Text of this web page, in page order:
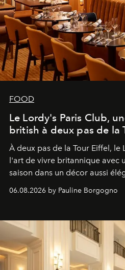
FOOD
Le Lordy's Paris Club,
british à deux pas de la
À deux pas de la Tour Eiffel, le
l'art de vivre britannique avec
saison dans un décor aussi
06.08.2026 by Pauline Borgogno